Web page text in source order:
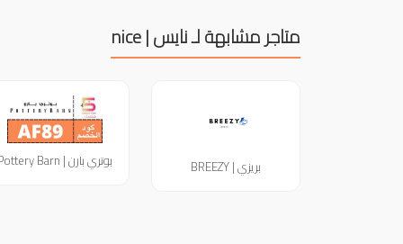
متاجر مشابهة لـ نايس | nice
بريزي | BREEZY بوتري بارن | Pottery Barn